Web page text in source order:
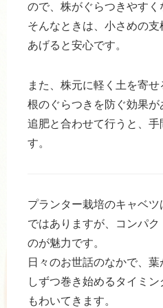
ので、株がぐらつきやすく
そんなときは、小さめの
あげると安心です。
また、株元に軽く土を寄
根のぐらつきを防ぐ効果が
追肥と合わせて行うと、
す。
プランター栽培のキャベ
ではありますが、コンパ
のが魅力です。
日々のお世話のなかで、
しずつ巻き始めるタイミ
もわいてきます。